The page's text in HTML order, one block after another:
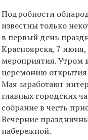
Подробности
известны только
в первый день
Красноярска, 7
мероприятия. Утром
церемонию открытия
Мая заработают
главных городских
собрание в честь
Вечерние
набережной.